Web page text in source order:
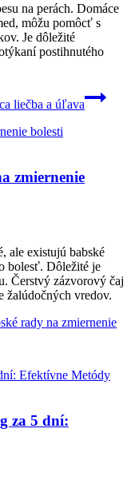
na perách. Domáce
môžu pomôcť s
Je dôležité
postihnutého
liečba a úľava
zmiernenie
ale existujú babské
bolesť. Dôležité je
Čerstvý zázvorový čaj
žalúdočných vredov.
rady na zmiernenie
za 5 dní: